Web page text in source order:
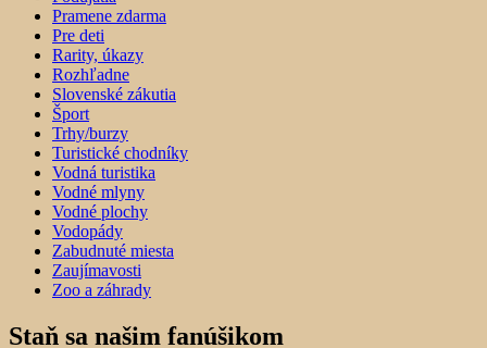
Pramene zdarma
Pre deti
Rarity, úkazy
Rozhľadne
Slovenské zákutia
Šport
Trhy/burzy
Turistické chodníky
Vodná turistika
Vodné mlyny
Vodné plochy
Vodopády
Zabudnuté miesta
Zaujímavosti
Zoo a záhrady
Staň sa našim fanúšikom